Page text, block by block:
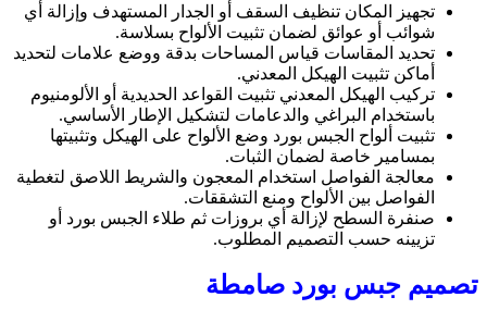
تجهيز المكان تنظيف السقف أو الجدار المستهدف وإزالة أي
شوائب أو عوائق لضمان تثبيت الألواح بسلاسة.
تحديد المقاسات قياس المساحات بدقة ووضع علامات لتحديد
أماكن تثبيت الهيكل المعدني.
تركيب الهيكل المعدني تثبيت القواعد الحديدية أو الألومنيوم
باستخدام البراغي والدعامات لتشكيل الإطار الأساسي.
تثبيت ألواح الجبس بورد وضع الألواح على الهيكل وتثبيتها
بمسامير خاصة لضمان الثبات.
معالجة الفواصل استخدام المعجون والشريط اللاصق لتغطية
الفواصل بين الألواح ومنع التشققات.
صنفرة السطح لإزالة أي بروزات ثم طلاء الجبس بورد أو
تزيينه حسب التصميم المطلوب.
تصميم جبس بورد صامطة